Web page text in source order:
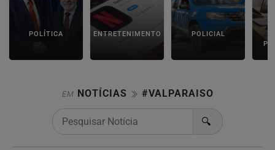
POLÍTICA ENTRETENIMENTO POLICIAL
EM NOTÍCIAS #VALPARAISO
🔍